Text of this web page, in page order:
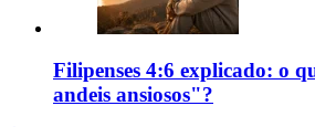
Filipenses 4:6 explicado: o
andeis ansiosos"?